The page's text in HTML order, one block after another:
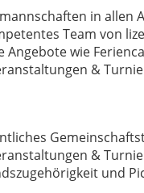
in allen
Team von
Angebote wie
&
&
und